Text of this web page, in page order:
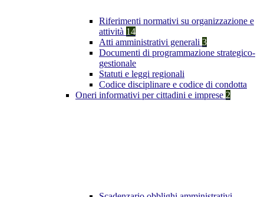
Riferimenti normativi su organizzazione e
attività 14
Atti amministrativi generali 3
Documenti di programmazione strategico-
gestionale
Statuti e leggi regionali
Codice disciplinare e codice di condotta
Oneri informativi per cittadini e imprese 2